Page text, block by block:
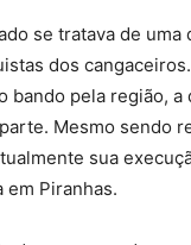
se tratava de uma
dos
bando pela região, a
Mesmo sendo
sua
em Piranhas.